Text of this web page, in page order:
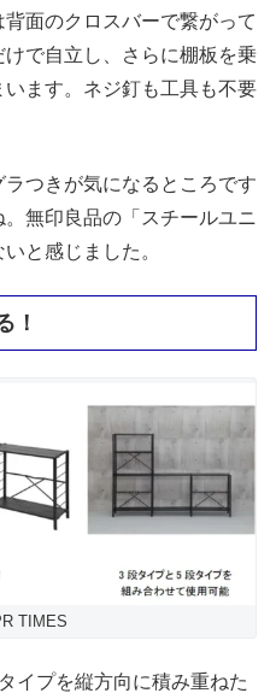
面のクロスバーで繋がって
で自立し、さらに棚板を乗
ます。ネジ釘も工具も不要
つきが気になるところです
無印良品の「スチールユニ
と感じました。
！
TIMES
イプを縦方向に積み重ねた